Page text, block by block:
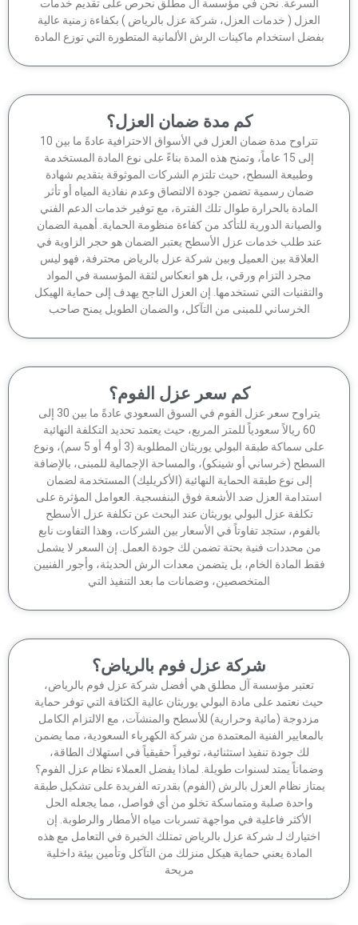
نحن في مؤسسة آل مطلق نحرص على تقديم خدمات
( خدمات العزل، شركة عزل بالرياض ) بكفاءة زمنية عالية
استخدام ماكينات الرش الألمانية المتطورة التي توزع المادة
كم مدة ضمان العزل؟
تتراوح مدة ضمان العزل في الأسواق الاحترافية عادةً ما بين 10
إلى 15 عاماً، وتمنح هذه المدة بناءً على نوع المادة المستخدمة
وطبيعة السطح، حيث تلتزم الشركات الموثوقة بتقديم شهادة
ضمان رسمية تضمن جودة الالتصاق وعدم نفاذية المياه أو تأثر
المادة بالحرارة طوال تلك الفترة، مع توفير خدمات الدعم الفني
الدورية للتأكد من كفاءة منظومة الحماية. أهمية الضمان
طلب خدمات عزل الأسطح يعتبر الضمان هو حجر الزاوية في
بين العميل وبين شركة عزل بالرياض محترفة، فهو ليس
مجرد التزام ورقي، بل هو انعكاس لثقة المؤسسة في المواد
التي تستخدمها. إن العزل الناجح يهدف إلى حماية الهيكل
الخرساني للمبنى من التآكل، والضمان الطويل يمنح صاحب
كم سعر عزل الفوم؟
يتراوح سعر عزل الفوم في السوق السعودي عادةً ما بين 30 إلى
60 ريالاً سعودياً للمتر المربع، حيث يعتمد تحديد التكلفة النهائية
على سماكة طبقة البولي يوريثان المطلوبة (3 أو 4 أو 5 سم)، ونوع
(خرساني أو شينكو)، والمساحة الإجمالية للمبنى، بالإضافة
إلى نوع طبقة الحماية النهائية (الأكريليك) المستخدمة لضمان
العزل ضد الأشعة فوق البنفسجية. العوامل المؤثرة على
تكلفة عزل البولي يوريثان عند البحث عن تكلفة عزل الأسطح
ستجد تفاوتاً في الأسعار بين الشركات، وهذا التفاوت نابع
محددات فنية بحتة تضمن لك جودة العمل. إن السعر لا يشمل
المادة الخام، بل يتضمن معدات الرش الحديثة، وأجور الفنيين
المتخصصين، وضمانات ما بعد التنفيذ التي
شركة عزل فوم بالرياض؟
تعتبر مؤسسة آل مطلق هي أفضل شركة عزل فوم بالرياض،
نعتمد على مادة البولي يوريثان عالية الكثافة التي توفر حماية
(مائية وحرارية) للأسطح والمنشآت، مع الالتزام الكامل
الفنية المعتمدة من شركة الكهرباء السعودية، مما يضمن
لك جودة تنفيذ استثنائية، توفيراً حقيقياً في استهلاك الطاقة،
يمتد لسنوات طويلة. لماذا يفضل العملاء نظام عزل الفوم؟
نظام العزل بالرش (الفوم) بقدرته الفريدة على تشكيل طبقة
واحدة صلبة ومتماسكة تخلو من أي فواصل، مما يجعله الحل
الأكثر فاعلية في مواجهة تسربات مياه الأمطار والرطوبة. إن
لـ شركة عزل بالرياض تمتلك الخبرة في التعامل مع هذه
المادة يعني حماية هيكل منزلك من التآكل وتأمين بيئة داخلية